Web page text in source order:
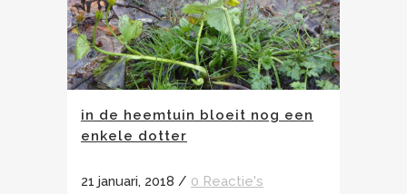
in de heemtuin bloeit nog een
enkele dotter
21 januari, 2018 / 0 Reactie's